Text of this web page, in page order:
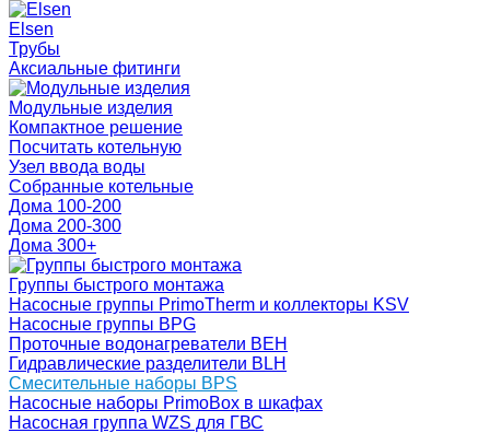
Elsen
Трубы
Аксиальные фитинги
Модульные изделия
Компактное решение
Посчитать котельную
Узел ввода воды
Собранные котельные
Дома 100-200
Дома 200-300
Дома 300+
Группы быстрого монтажа
Насосные группы PrimoTherm и коллекторы KSV
Насосные группы BPG
Проточные водонагреватели BEH
Гидравлические разделители BLH
Смесительные наборы BPS
Насосные наборы PrimoBox в шкафах
Насосная группа WZS для ГВС